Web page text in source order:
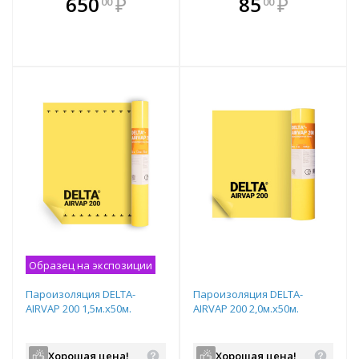
всегда выгоднее!
всегда выгоднее!
Образец на экспозиции
Пароизоляция DELTA-
AIRVAP 200 1,5м.х50м.
Хорошая цена!
Пароизоляция DELTA-
AIRVAP 200 2,0м.х50м.
Хорошая цена!